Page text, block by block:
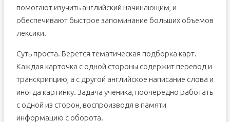
помогают изучить английский начинающим, и
обеспечивают быстрое запоминание больших объемов
лексики.
Суть проста. Берется тематическая подборка карт.
Каждая карточка с одной стороны содержит перевод и
транскрипцию, а с другой английское написание слова и
иногда картинку. Задача ученика, поочередно работать
с одной из сторон, воспроизводя в памяти
информацию с оборота.